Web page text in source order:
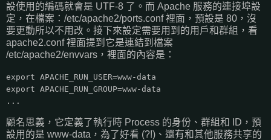
設使用的編碼就會是 UTF-8 了。而 Apache 服務的連接埠設
定，在檔案：/etc/apache2/ports.conf 裡面，預設是 80，沒
要更動所以不用改。接下來設定需要用到的用戶和群組，看
apache2.conf 裡面提到它是連結到檔案
/etc/apache2/envvars，裡面的內容是：
export APACHE_RUN_USER=www-data
export APACHE_RUN_GROUP=www-data
...
顧名思義，它定義了執行時 Process 的身份、群組和 ID，預
設用的是 www-data，為了好看 (?!)、還有和其他服務共享的